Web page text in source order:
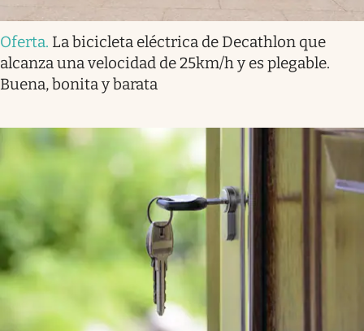
Oferta. La bicicleta eléctrica de Decathlon que
alcanza una velocidad de 25km/h y es plegable.
Buena, bonita y barata